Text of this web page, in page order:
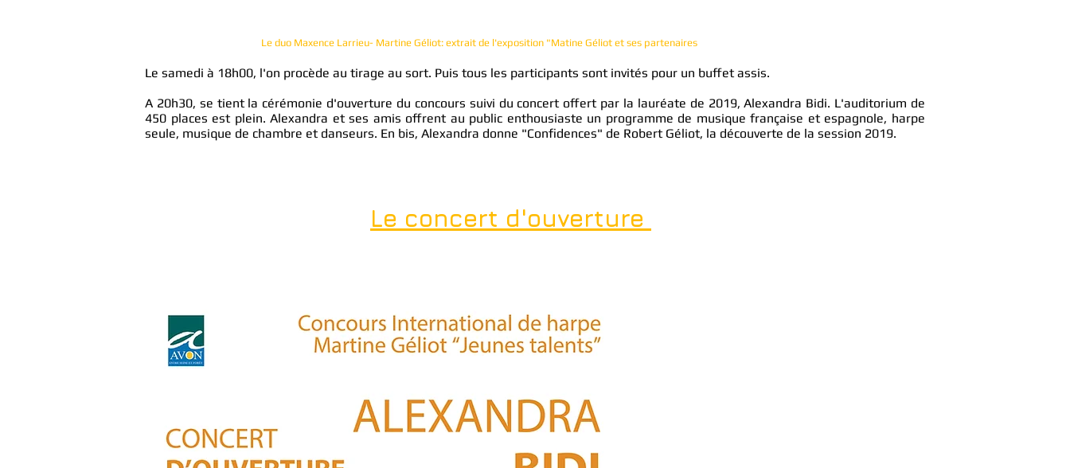
Le duo Maxence Larrieu- Martine Géliot: extrait de l'exposition "Matine Géliot et ses partenaires
Le samedi à 18h00, l'on procède au tirage au sort. Puis tous les participants sont invités pour un buffet assis.
A 20h30, se tient la cérémonie d'ouverture du concours suivi du concert offert par la lauréate de 2019, Alexandra Bidi. L'auditorium de
450 places est plein. Alexandra et ses amis offrent au public enthousiaste un programme de musique française et espagnole, harpe
seule, musique de chambre et danseurs. En bis, Alexandra donne "Confidences" de Robert Géliot, la découverte de la session 2019.
Le concert d'ouverture